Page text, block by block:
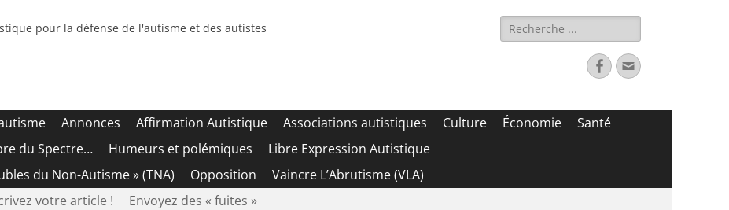
pour la défense de l'autisme et des autistes Rechercher :
FacebookAdresse
de
Annonces Affirmation Autistique Associations autistiques Culture Économie
Santé
du Spectre… Humeurs et polémiques
Libre Expression Autistique
du Non-Autisme » (TNA)
Opposition Vaincre L’Abrutisme (VLA)
votre article ! Envoyez des « fuites »